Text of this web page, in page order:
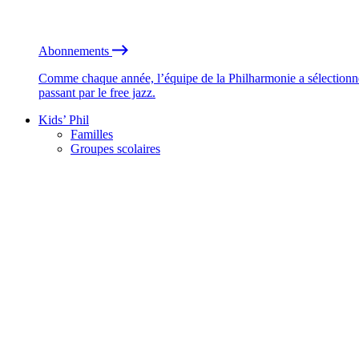
Abonnements
Comme chaque année, l’équipe de la Philharmonie a
passant par le free jazz.
Kids’ Phil
Familles
Groupes scolaires